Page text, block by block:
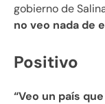
gobierno de
no veo nada de
Positivo
“Veo un país